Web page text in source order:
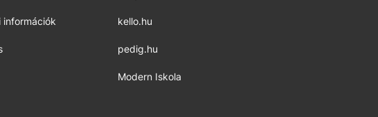
információk kello.hu
pedig.hu
Modern Iskola